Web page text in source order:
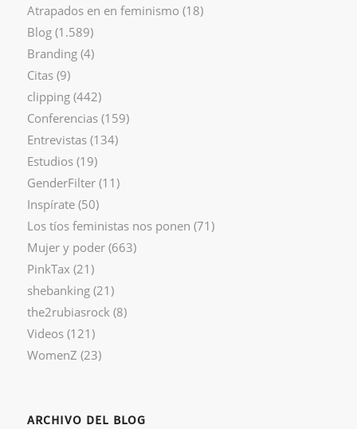
Atrapados en en feminismo (18)
Blog(1.589)
Branding(4)
Citas(9)
clipping(442)
Conferencias(159)
Entrevistas(134)
Estudios(19)
GenderFilter(11)
Inspírate(50)
Los tíos feministas nos ponen (71)
Mujer y poder(663)
PinkTax(21)
shebanking(21)
the2rubiasrock(8)
Videos(121)
WomenZ (23)
ARCHIVO DEL BLOG